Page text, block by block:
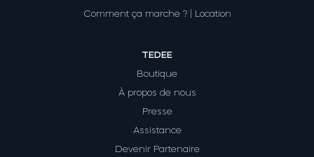
Comment ça marche ? | Location
TEDEE
Boutique
À propos de nous
Presse
Assistance
Devenir Partenaire